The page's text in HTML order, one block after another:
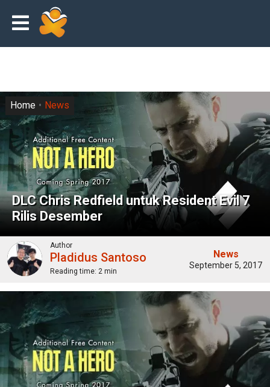
DLC Chris Redfield untuk Resident Evil 7
Rilis Desember
Home News
Author
Pladidus Santoso
Reading time: 2 min
News
September 5, 2017